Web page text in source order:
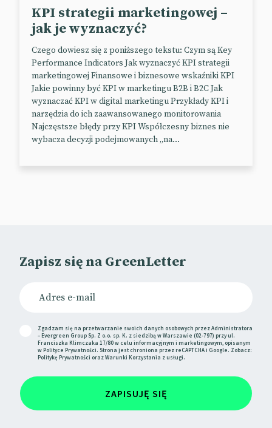
KPI strategii marketingowej –
jak je wyznaczyć?
Czego dowiesz się z poniższego tekstu: Czym są Key
Performance Indicators Jak wyznaczyć KPI strategii
marketingowej Finansowe i biznesowe wskaźniki KPI
Jakie powinny być KPI w marketingu B2B i B2C Jak
wyznaczać KPI w digital marketingu Przykłady KPI i
narzędzia do ich zaawansowanego monitorowania
Najczęstsze błędy przy KPI Współczesny biznes nie
wybacza decyzji podejmowanych „na...
Zapisz się na GreenLetter
Zgadzam się na przetwarzanie swoich danych osobowych przez Administratora
– Evergreen Group Sp. Z o.o. sp. K. z siedzibą w Warszawie (02-797) przy ul.
Franciszka Klimczaka 17/80 w celu informacyjnym i marketingowym, opisanym
w Polityce Prywatności. Strona jest chroniona przez reCAPTCHA i Google. Zobacz:
Politykę Prywatności orazWarunki Korzystania z usługi.
ZAPISUJĘ SIĘ